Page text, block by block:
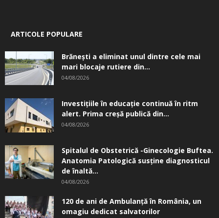
ARTICOLE POPULARE
Brănești a eliminat unul dintre cele mai
mari blocaje rutiere din...
04/08/2026
Investițiile în educație continuă în ritm
alert. Prima creşă publică din...
04/08/2026
Spitalul de Obstetrică -Ginecologie Buftea.
Anatomia Patologică susţine diagnosticul
de înaltă...
04/08/2026
120 de ani de Ambulanță în România, un
omagiu dedicat salvatorilor